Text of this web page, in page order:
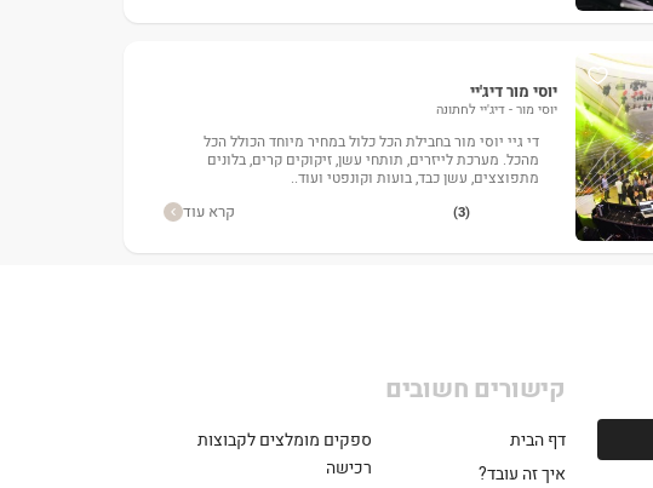
יוסי מור דיג'יי
יוסי מור - דיג'יי לחתונה
די גיי יוסי מור בחבילת הכל כלול במחיר מיוחד הכולל הכל
מהכל. מערכת לייזרים, תותחי עשן, זיקוקים קרים, בלונים
מתפוצצים, עשן כבד, בועות וקונפטי ועוד..
(3) קרא עוד
קישורים חשובים
דף הבית
איך זה עובד?
ספקים מומלצים לקבוצות
רכישה